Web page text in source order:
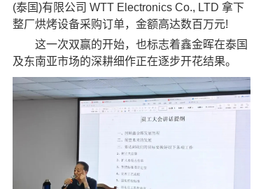
(泰国)有限公司 WTT Electronics Co., LTD 拿下
整厂烘烤设备采购订单，金额高达数百万元!
这一次双赢的开始，也标志着鑫金晖在泰国
及东南亚市场的深耕细作正在逐步开花结果。